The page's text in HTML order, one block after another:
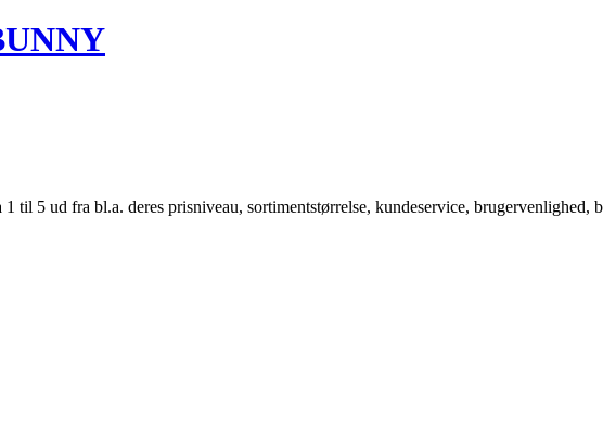
til 5 ud fra bl.a. deres prisniveau, sortimentstørrelse, kundeservice, brugervenlighed,